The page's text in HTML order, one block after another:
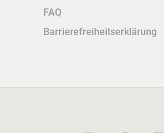
FAQ
Barrierefreiheitserklärung